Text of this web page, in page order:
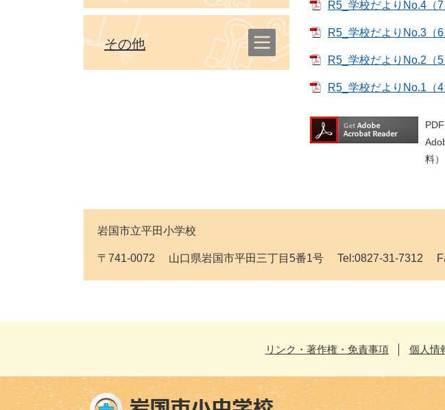
R5_学校だよりNo.4（
R5_学校だよりNo.3（
R5_学校だよりNo.2（
R5_学校だよりNo.1（
料）
その他
岩国市立平田小学校
〒741-0072 山口県岩国市平田三丁目5番1号 Tel:0827-31-7312
リンク・著作権・免責事項 個人情